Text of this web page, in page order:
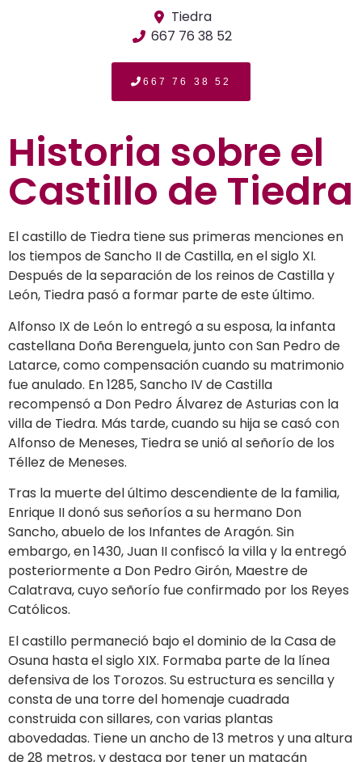
Tiedra
667 76 38 52
667 76 38 52
Historia sobre el
Castillo de Tiedra
El castillo de Tiedra tiene sus primeras menciones en
los tiempos de Sancho II de Castilla, en el siglo XI.
Después de la separación de los reinos de Castilla y
León, Tiedra pasó a formar parte de este último.
Alfonso IX de León lo entregó a su esposa, la infanta
castellana Doña Berenguela, junto con San Pedro de
Latarce, como compensación cuando su matrimonio
fue anulado. En 1285, Sancho IV de Castilla
recompensó a Don Pedro Álvarez de Asturias con la
villa de Tiedra. Más tarde, cuando su hija se casó con
Alfonso de Meneses, Tiedra se unió al señorío de los
Téllez de Meneses.
Tras la muerte del último descendiente de la familia,
Enrique II donó sus señoríos a su hermano Don
Sancho, abuelo de los Infantes de Aragón. Sin
embargo, en 1430, Juan II confiscó la villa y la entregó
posteriormente a Don Pedro Girón, Maestre de
Calatrava, cuyo señorío fue confirmado por los Reyes
Católicos.
El castillo permaneció bajo el dominio de la Casa de
Osuna hasta el siglo XIX. Formaba parte de la línea
defensiva de los Torozos. Su estructura es sencilla y
consta de una torre del homenaje cuadrada
construida con sillares, con varias plantas
abovedadas. Tiene un ancho de 13 metros y una altura
de 28 metros, y destaca por tener un matacán